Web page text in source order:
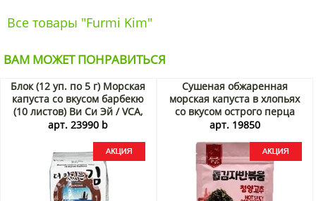
Все товары "Furmi Kim"
ВАМ МОЖЕТ ПОНРАВИТЬСЯ
Блок (12 уп. по 5 г) Морская
капуста со вкусом барбекю
(10 листов) Ви Си Эй / VCA,
Корея, 5 г х 12 шт. Акция
арт. 23990 b
Сушеная обжаренная
морская капуста в хлопьях
со вкусом острого перца
Семья Ким и Ли/Kim’s &
Акция
арт. 19850